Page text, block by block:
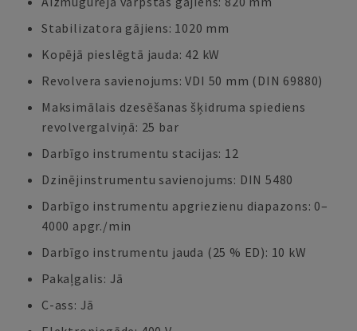
Stabilizatora gājiens: 1020 mm
Kopējā pieslēgtā jauda: 42 kW
Revolvera savienojums: VDI 50 mm (DIN 69880)
Maksimālais dzesēšanas šķidruma spiediens
revolvergalviņā: 25 bar
Darbīgo instrumentu stacijas: 12
Dzinējinstrumentu savienojums: DIN 5480
Darbīgo instrumentu apgriezienu diapazons: 0–
4000 apgr./min
Darbīgo instrumentu jauda (25 % ED): 10 kW
Pakaļgalis: Jā
C-ass: Jā